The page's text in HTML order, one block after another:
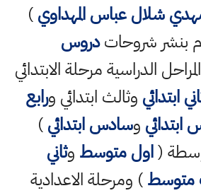
شلال عباس المهداوي)
بنشر شروحاتدروس
الدراسية مرحلة الابتدائي
ابتدائي وثالث ابتدائي ورابع
وسادس ابتدائي)
(اول متوسط وثاني
متوسط) ومرحلة الاعدادية